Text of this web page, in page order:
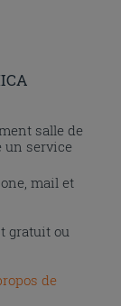
salle de
un service
mail et
gratuit ou
de